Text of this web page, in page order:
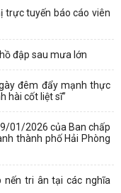
trực tuyến báo cáo viên
đập sau mưa lớn
đêm đẩy mạnh thực
hài cốt liệt sĩ”
01/2026 của Ban chấp
thành phố Hải Phòng
nến tri ân tại các nghĩa